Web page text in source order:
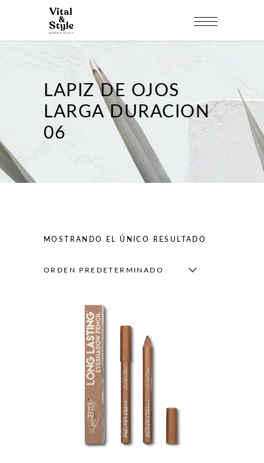
LAPIZ DE OJOS
LARGA DURACION
06
MOSTRANDO EL ÚNICO RESULTADO
ORDEN PREDETERMINADO